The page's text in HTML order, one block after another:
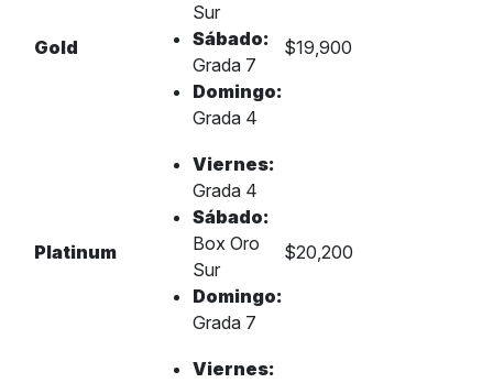
Gold
Sur
Sábado:
Grada 7
Domingo:
Grada 4
$19,900
Platinum
Viernes:
Grada 4
Sábado:
Box Oro
Sur
Domingo:
Grada 7
$20,200
Viernes: